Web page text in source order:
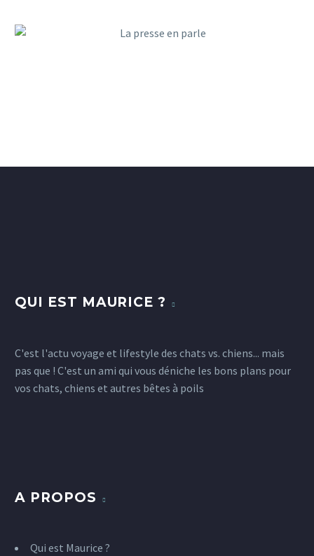
QUI EST MAURICE ?
C'est l'actu voyage et lifestyle des chats vs. chiens... mais
pas que ! C'est un ami qui vous déniche les bons plans pour
vos chats, chiens et autres bêtes à poils
A PROPOS
Qui est Maurice ?